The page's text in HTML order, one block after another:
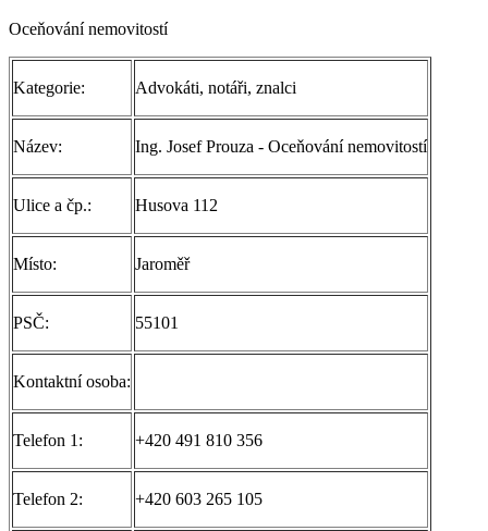
Oceňování nemovitostí
Kategorie: Advokáti, notáři, znalci
Název: Ing. Josef Prouza - Oceňování nemovitostí
Ulice a čp.: Husova 112
Místo: Jaroměř
PSČ: 55101
Kontaktní osoba:
Telefon 1: +420 491 810 356
Telefon 2: +420 603 265 105